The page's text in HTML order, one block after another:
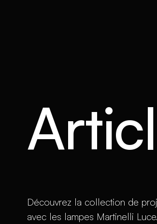
Découvrez la collection de
avec les lampes Martinelli